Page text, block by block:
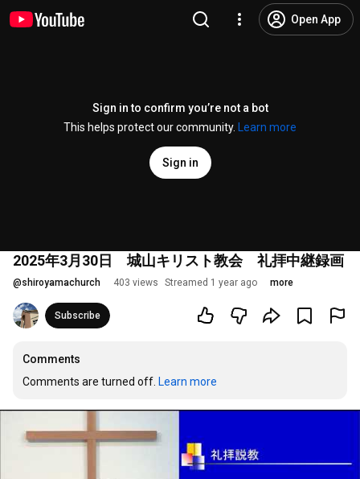
Open App
Sign in to confirm you’re not a bot
This helps protect our community.
Learn more
Sign in
2025年3月30日 城山キリスト教会 礼拝中継録画
@shiroyamachurch 403 views Streamed 1 year ago more
Subscribe
Comments
Comments are turned off. Learn more